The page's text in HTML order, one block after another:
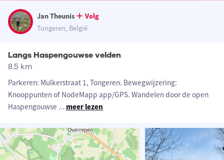
Jan Theunis
Volg
Tongeren, België
Langs Haspengouwse velden
8.5 km
Parkeren: Mulkerstraat 1, Tongeren. Bewegwijzering:
Knooppunten of NodeMapp app/GPS. Wandelen door de open
Haspengouwse ... meer lezen